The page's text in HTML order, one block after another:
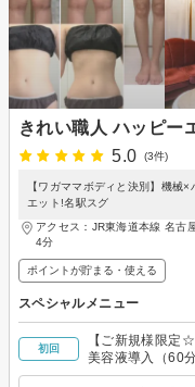
きれい職人 ハッピー
5.0
(3件)
【ワガママボディと決別】機械
エット!名駅スグ
アクセス：JR東海道本線 名古
4分
ポイントが貯まる・使える
スペシャルメニュー
初回
【ご新規様限定
美容液導入（60分